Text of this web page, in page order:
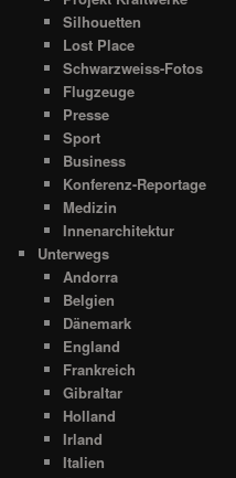
Silhouetten
Lost Place
Schwarzweiss-Fotos
Flugzeuge
Presse
Sport
Business
Konferenz-Reportage
Medizin
Innenarchitektur
Unterwegs
Andorra
Belgien
Dänemark
England
Frankreich
Gibraltar
Holland
Irland
Italien